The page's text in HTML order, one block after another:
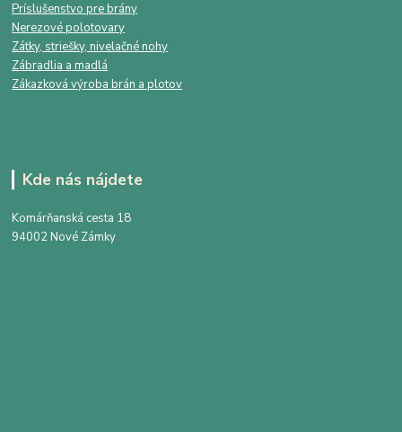
Príslušenstvo pre brány
Nerezové polotovary
Zátky, striešky, nivelačné nohy
Zábradlia a madlá
Zákazková výroba brán a plotov
Kde nás nájdete
Komárňanská cesta 18
94002 Nové Zámky